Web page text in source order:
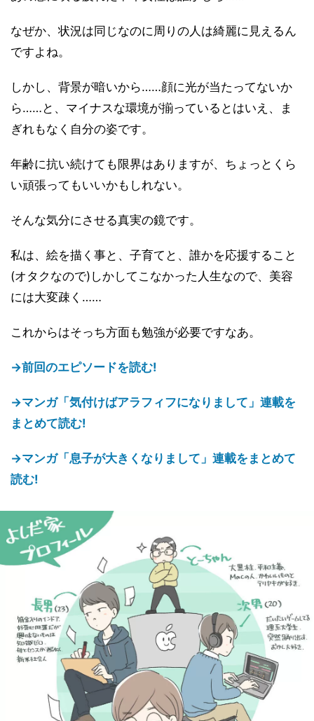
なぜか、状況は同じなのに周りの人は綺麗に見えるん
ですよね。
しかし、背景が暗いから……顔に光が当たってないか
ら……と、マイナスな環境が揃っているとはいえ、ま
ぎれもなく自分の姿です。
年齢に抗い続けても限界はありますが、ちょっとくら
い頑張ってもいいかもしれない。
そんな気分にさせる真実の鏡です。
私は、絵を描く事と、子育てと、誰かを応援すること
(オタクなので)しかしてこなかった人生なので、美容
には大変疎く……
これからはそっち方面も勉強が必要ですなあ。
→前回のエピソードを読む!
→マンガ「気付けばアラフィフになりまして」連載を
まとめて読む!
→マンガ「息子が大きくなりまして」連載をまとめて
読む!